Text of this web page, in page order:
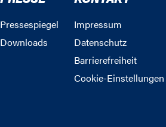
Pressespiegel
Downloads
Impressum
Datenschutz
Barrierefreiheit
Cookie-Einstellungen